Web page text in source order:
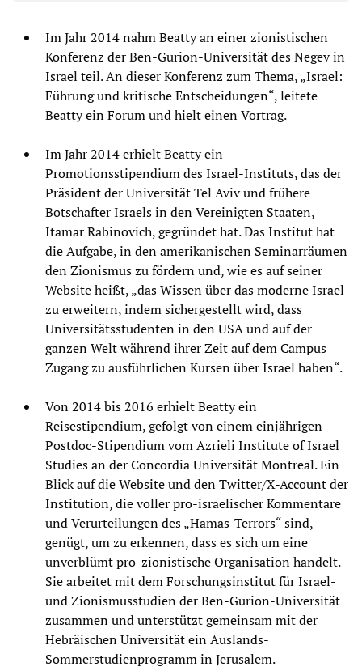
Im Jahr 2014 nahm Beatty an einer zionistischen
Konferenz der Ben-Gurion-Universität des Negev in
Israel teil. An dieser Konferenz zum Thema, „Israel:
Führung und kritische Entscheidungen“, leitete
Beatty ein Forum und hielt einen Vortrag.
Im Jahr 2014 erhielt Beatty ein
Promotionsstipendium des Israel-Instituts, das der
Präsident der Universität Tel Aviv und frühere
Botschafter Israels in den Vereinigten Staaten,
Itamar Rabinovich, gegründet hat. Das Institut hat
die Aufgabe, in den amerikanischen Seminarräumen
den Zionismus zu fördern und, wie es auf seiner
Website heißt, „das Wissen über das moderne Israel
zu erweitern, indem sichergestellt wird, dass
Universitätsstudenten in den USA und auf der
ganzen Welt während ihrer Zeit auf dem Campus
Zugang zu ausführlichen Kursen über Israel haben“.
Von 2014 bis 2016 erhielt Beatty ein
Reisestipendium, gefolgt von einem einjährigen
Postdoc-Stipendium vom Azrieli Institute of Israel
Studies an der Concordia Universität Montreal. Ein
Blick auf die Website und den Twitter/X-Account der
Institution, die voller pro-israelischer Kommentare
und Verurteilungen des „Hamas-Terrors“ sind,
genügt, um zu erkennen, dass es sich um eine
unverblümt pro-zionistische Organisation handelt.
Sie arbeitet mit dem Forschungsinstitut für Israel-
und Zionismusstudien der Ben-Gurion-Universität
zusammen und unterstützt gemeinsam mit der
Hebräischen Universität ein Auslands-
Sommerstudienprogramm in Jerusalem.